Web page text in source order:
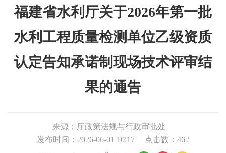
福建省水利厅关于2026年第一批
水利工程质量检测单位乙级资质
认定告知承诺制现场技术评审结
果的通告
来源：厅政策法规与行政审批处
发布时间：2026-06-01 10:17
点击数： 462